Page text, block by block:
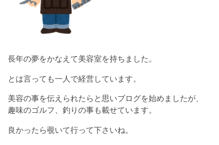
長年の夢をかなえて美容室を持ちました。
とは言っても一人で経営しています。
美容の事を伝えられたらと思いブログを始めましたが、
趣味のゴルフ、釣りの事も載せています。
良かったら覗いて行って下さいね。